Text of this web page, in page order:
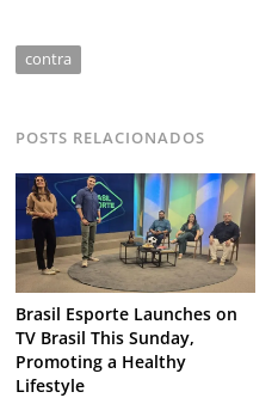
contra
POSTS RELACIONADOS
Brasil Esporte Launches on
TV Brasil This Sunday,
Promoting a Healthy
Lifestyle